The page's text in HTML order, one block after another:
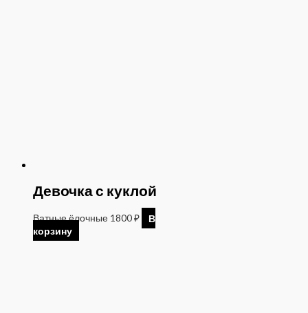
Девочка с куклой
Ватные ёлочные 1800₽
В
корзину